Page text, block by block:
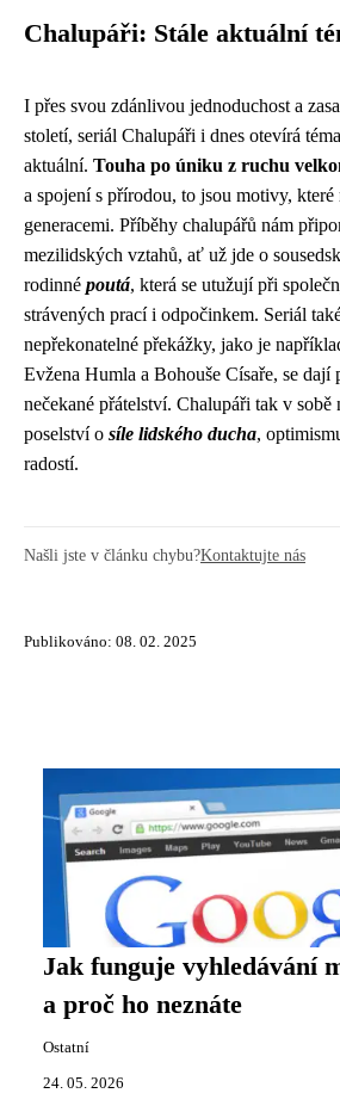
Chalupáři: Stále aktuální
I přes svou zdánlivou jednoduchost a
století, seriál Chalupáři i dnes otevírá
aktuální. Touha po úniku z ruchu
a spojení s přírodou, to jsou motivy,
generacemi. Příběhy chalupářů nám
mezilidských vztahů, ať už jde o
rodinné poutá, která se utužují při
strávených prací i odpočinkem. Seriál
nepřekonatelné překážky, jako je
Evžena Humla a Bohouše Císaře, se dají
nečekané přátelství. Chalupáři tak v sobě
poselství o síle lidského ducha,
radostí.
Našli jste v článku chybu?Kontaktujte nás
Publikováno: 08. 02. 2025
Jak funguje vyhledávání
a proč ho neznáte
Ostatní
24. 05. 2026